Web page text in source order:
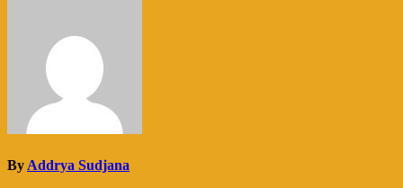
By Addrya Sudjana